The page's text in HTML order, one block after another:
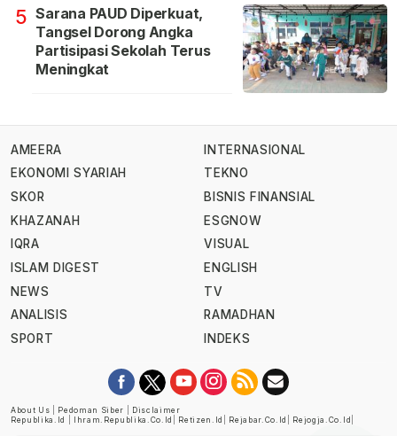
5 Sarana PAUD Diperkuat,
Tangsel Dorong Angka
Partisipasi Sekolah Terus
Meningkat
AMEERA
EKONOMI SYARIAH
SKOR
KHAZANAH
IQRA
ISLAM DIGEST
NEWS
ANALISIS
SPORT
INTERNASIONAL
TEKNO
BISNIS FINANSIAL
ESGNOW
VISUAL
ENGLISH
TV
RAMADHAN
INDEKS
About Us Pedoman Siber
Disclaimer
Republika.id
Ihram.republika.co.id Retizen.id Rejabar.co.id Rejogja.co.id